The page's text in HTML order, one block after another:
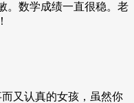
。数学成绩一直很稳。老
又认真的女孩，虽然你